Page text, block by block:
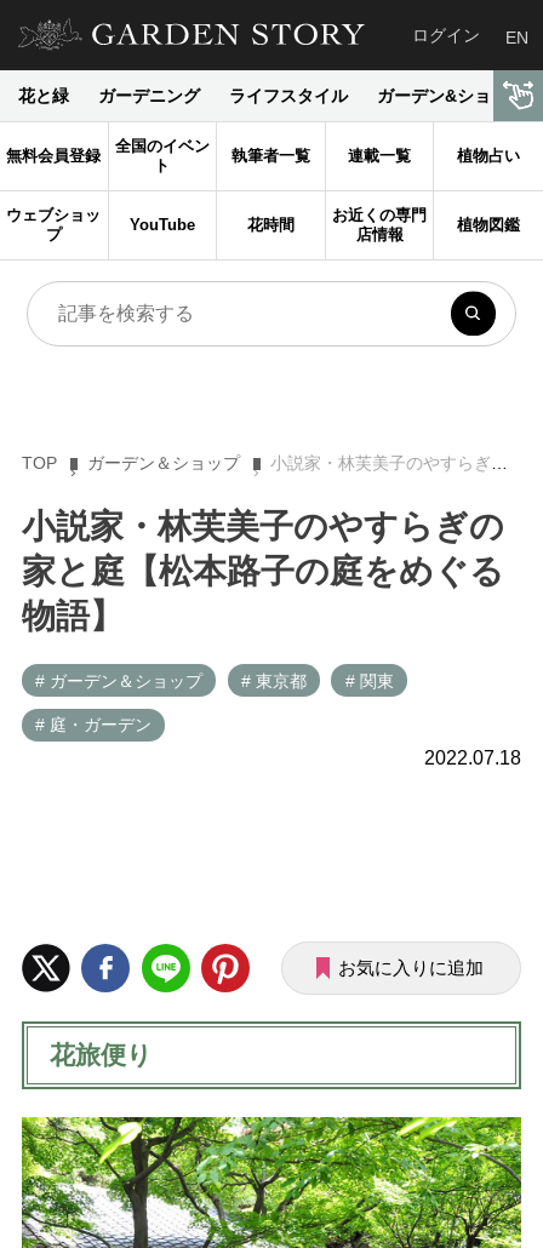
ログイン EN
花と緑 ガーデニング ライフスタイル ガーデン&ショップ
無料会員登録
全国のイベン
ト
執筆者一覧 連載一覧 植物占い
ウェブショッ
プ
YouTube 花時間
お近くの専門
店情報
植物図鑑
TOP ガーデン＆ショップ 小説家・林芙美子のやすらぎの家と庭【松本路子の庭をめぐる物語】
小説家・林芙美子のやすらぎの
家と庭【松本路子の庭をめぐる
物語】
# ガーデン＆ショップ # 東京都 # 関東
# 庭・ガーデン
2022.07.18
お気に入りに追加
花旅便り